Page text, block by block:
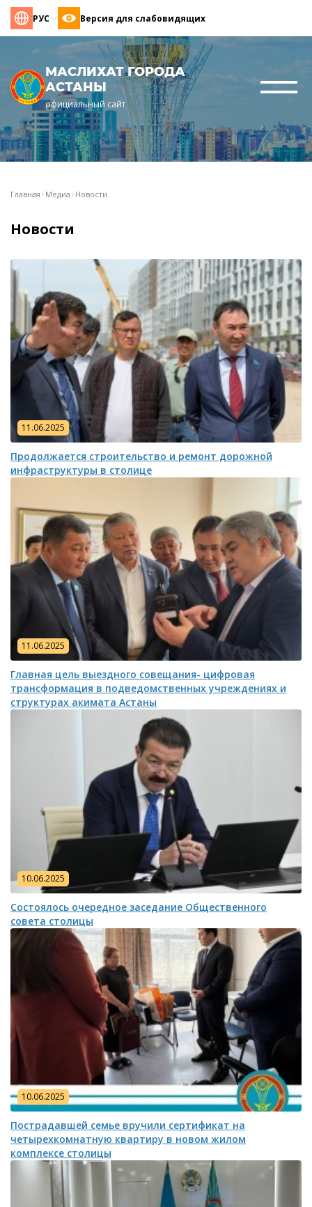
РУС Версия для слабовидящих
МАСЛИХАТ ГОРОДА
АСТАНЫ
официальный сайт
Главная Медиа Новости
Новости
11.06.2025
Продолжается строительство и ремонт дорожной
инфраструктуры в столице
11.06.2025
Главная цель выездного совещания- цифровая
трансформация в подведомственных учреждениях и
структурах акимата Астаны
10.06.2025
Состоялось очередное заседание Общественного
совета столицы
10.06.2025
Пострадавшей семье вручили сертификат на
четырехкомнатную квартиру в новом жилом
комплексе столицы